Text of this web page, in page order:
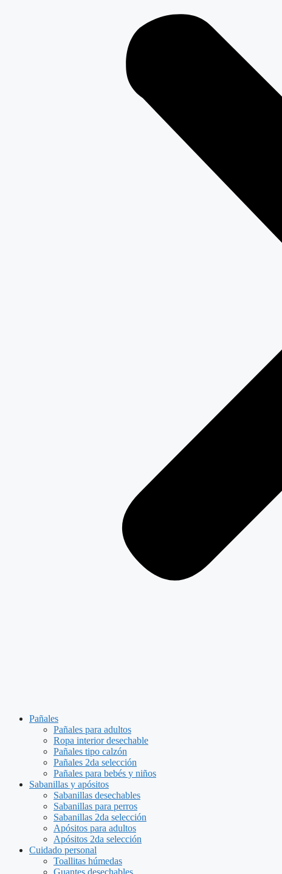
Pañales
Pañales para adultos
Ropa interior desechable
Pañales tipo calzón
Pañales 2da selección
Pañales para bebés y niños
Sabanillas y apósitos
Sabanillas desechables
Sabanillas para perros
Sabanillas 2da selección
Apósitos para adultos
Apósitos 2da selección
Cuidado personal
Toallitas húmedas
Guantes desechables